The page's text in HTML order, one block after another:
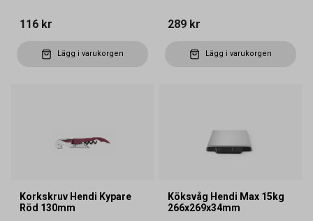
116 kr
Lägg i varukorgen
289 kr
Lägg i varukorgen
Korkskruv Hendi Kypare
Röd 130mm
Köksvåg Hendi Max 15kg
266x269x34mm